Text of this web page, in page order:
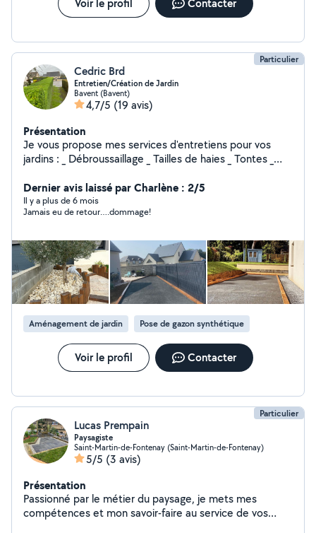
Voir le profil Contacter
Particulier
Cedric Brd
Entretien/Création de Jardin
Bavent (Bavent)
4,7/5 (19 avis)
Présentation
Je vous propose mes services d'entretiens pour vos
jardins : _ Débroussaillage _ Tailles de haies _ Tontes _
Clôture ( grillage, bois, composite) _ Allée et cours _
Dernier avis laissé par Charlène : 2/5
Il y a plus de 6 mois
Jamais eu de retour….dommage!
Aménagement de jardin Pose de gazon synthétique
Voir le profil Contacter
Particulier
Lucas Prempain
Paysagiste
Saint-Martin-de-Fontenay (Saint-Martin-de-Fontenay)
5/5 (3 avis)
Présentation
Passionné par le métier du paysage, je mets mes
compétences et mon savoir-faire au service de vos